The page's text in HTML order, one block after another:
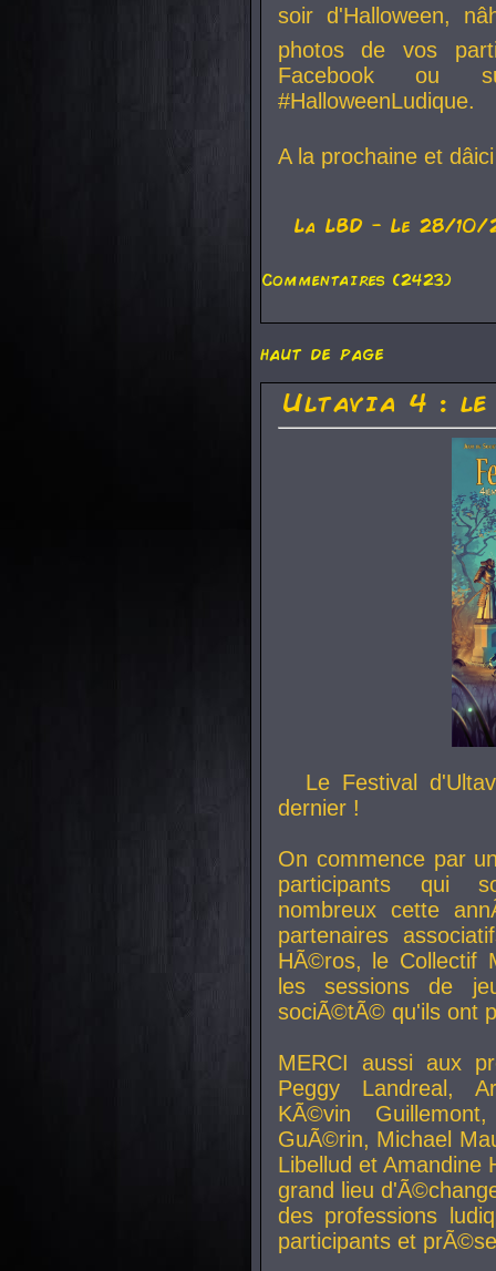
soir d'Halloween,
photos de vos
Facebook ou
#HalloweenLudique.
A la prochaine et
La LBD - Le 28/10/
Commentaires (2423)
haut de page
Ultavia 4 :
Le Festival
dernier !
On commence par
participants qui
nombreux cette
partenaires
HÃ©ros, le Collectif
les sessions de
sociÃ©tÃ© qu'ils ont
MERCI aussi aux
Peggy Landreal,
KÃ©vin
GuÃ©rin, Michael
Libellud et Amandine
grand lieu
des professions
participants et